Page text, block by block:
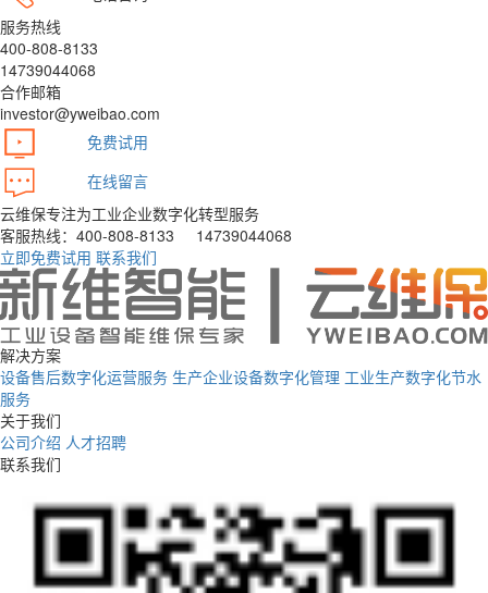
服务热线
400-808-8133
14739044068
合作邮箱
investor@yweibao.com
免费试用
在线留言
云维保专注为工业企业数字化转型服务
客服热线：400-808-8133 14739044068
立即免费试用 联系我们
解决方案
设备售后数字化运营服务 生产企业设备数字化管理 工业生产数字化节水
服务
关于我们
公司介绍 人才招聘
联系我们